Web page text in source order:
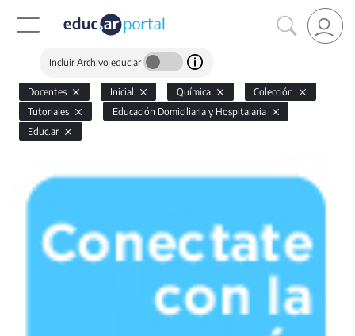
Incluir Archivo educ.ar
Docentes Inicial Química
Colección
Tutoriales
Educación Domiciliaria y Hospitalaria
Educ.ar